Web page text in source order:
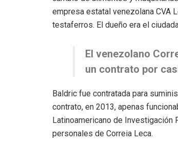
empresa estatal venezolana CVA
testaferros. El dueño era el
El venezolano
un contrato por
Baldric fue contratada para
contrato, en 2013, apenas
Latinoamericano de Investigación
personales de Correia Leca.